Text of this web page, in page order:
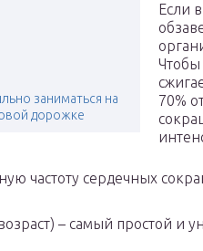
заниматься на
дорожке
Если
70%
частоту сердечных
– самый простой и